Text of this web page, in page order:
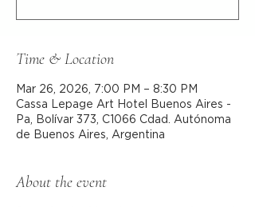
Time & Location
Mar 26, 2026, 7:00 PM – 8:30 PM
Cassa Lepage Art Hotel Buenos Aires -
Pa, Bolívar 373, C1066 Cdad. Autónoma
de Buenos Aires, Argentina
About the event